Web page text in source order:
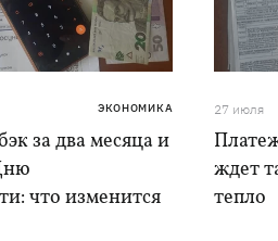
ЭКОНОМИКА
за два месяца и
что изменится
27 июля
ждет
тепло